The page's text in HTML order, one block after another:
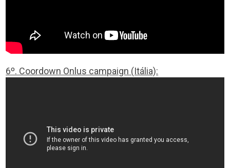
6º. Coordown Onlus campaign (Itália):